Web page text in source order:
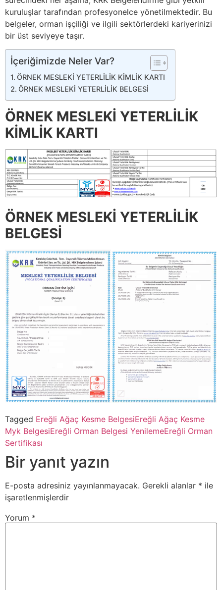
kuruluşlar tarafından profesyonelce yönetilmektedir. Bu
belgeler, orman işçiliği ve ilgili sektörlerdeki kariyerinizi
bir üst seviyeye taşır.
İçeriğimizde Neler Var?
ÖRNEK MESLEKİ YETERLİLİK KİMLİK KARTI
ÖRNEK MESLEKİ YETERLİLİK BELGESİ
ÖRNEK MESLEKİ YETERLİLİK
KİMLİK KARTI
ÖRNEK MESLEKİ YETERLİLİK
BELGESİ
Tagged Ereğli Ağaç Kesme BelgesiEreğli Ağaç Kesme
Myk BelgesiEreğli Orman Belgesi YenilemeEreğli Orman
Sertifikası
Bir yanıt yazın
E-posta adresiniz yayınlanmayacak. Gerekli alanlar * ile
işaretlenmişlerdir
Yorum *